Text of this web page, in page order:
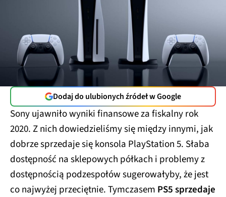
Dodaj do ulubionych źródeł w Google
Sony ujawniło wyniki finansowe za fiskalny rok
2020. Z nich dowiedzieliśmy się między innymi, jak
dobrze sprzedaje się konsola PlayStation 5. Słaba
dostępność na sklepowych półkach i problemy z
dostępnością podzespołów sugerowałyby, że jest
co najwyżej przeciętnie. Tymczasem PS5 sprzedaje